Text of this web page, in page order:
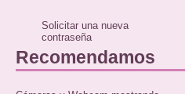
Solicitar una nueva
contraseña
Recomendamos